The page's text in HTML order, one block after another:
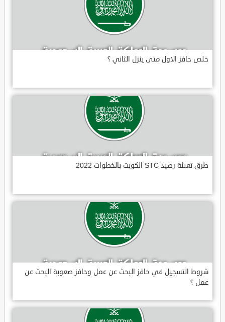
خلص حافز الاول متى ينزل الثاني ؟
طرق تعبئة رصيد STC الكويت بالخطوات 2022
شروط التسجيل في حافز البحث عن عمل وحافز صعوبة البحث عن
عمل ؟